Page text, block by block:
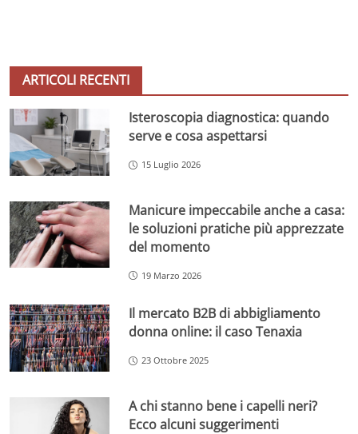
ARTICOLI RECENTI
Isteroscopia diagnostica: quando
serve e cosa aspettarsi
15 Luglio 2026
Manicure impeccabile anche a casa:
le soluzioni pratiche più apprezzate
del momento
19 Marzo 2026
Il mercato B2B di abbigliamento
donna online: il caso Tenaxia
23 Ottobre 2025
A chi stanno bene i capelli neri?
Ecco alcuni suggerimenti